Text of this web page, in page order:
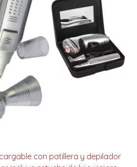
con patillera y depilador